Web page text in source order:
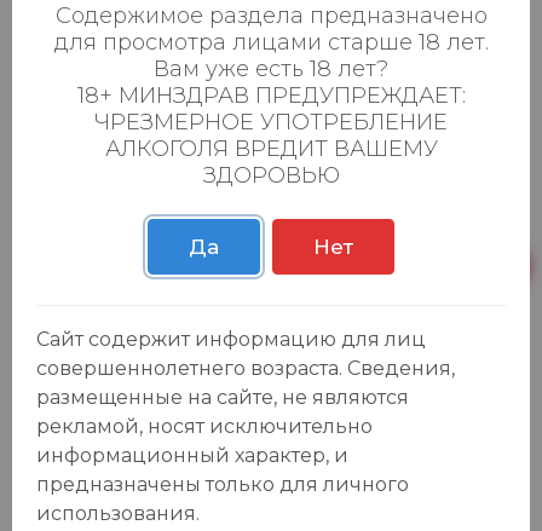
Оставить отзыв
У данного товара еще нет отзывов, будьте первым, кто
оставит отзыв!
Содержимое раздела предназначено
для просмотра лицами старше 18 лет.
Вам уже есть 18 лет?
18+ МИНЗДРАВ ПРЕДУПРЕЖДАЕТ:
ЧРЕЗМЕРНОЕ УПОТРЕБЛЕНИЕ
АЛКОГОЛЯ ВРЕДИТ ВАШЕМУ
ЗДОРОВЬЮ
Да Нет
Сайт содержит информацию для лиц
совершеннолетнего возраста. Сведения,
размещенные на сайте, не являются
рекламой, носят исключительно
информационный характер, и
предназначены только для личного
использования.